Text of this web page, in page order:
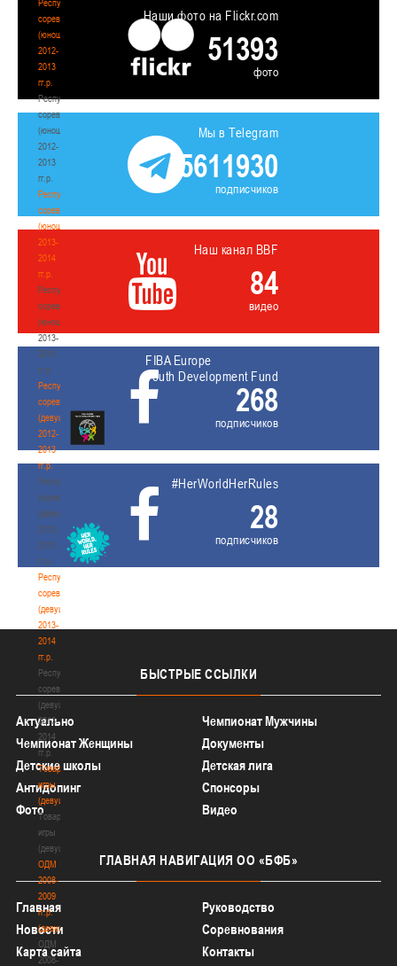
Республиканские
соревнования
(юноши)
2012-
2013
гг.р.
Республиканские
соревнования
(юноши)
2012-
2013
гг.р.
Республиканские
соревнования
(юноши)
2013-
2014
гг.р.
Республиканские
соревнования
(юноши)
2013-
2014
гг.р.
Республиканские
соревнования
(девушки)
2012-
2013
гг.р.
Республиканские
соревнования
(девушки)
2012-
2013
гг.р.
Республиканские
соревнования
(девушки)
2013-
2014
гг.р.
Республиканские
соревнования
(девушки)
2013-
2014
гг.р.
Товарищеские
игры
(девушки)
Товарищеские
игры
(девушки)
ОДМ
2008-
2009
гг.р.
(девушки)
ОДМ
2008-
Наши фото на Flickr.com
51393
фото
Мы в Telegram
5611930
подписчиков
Наш канал BBF
84
видео
FIBA Europe
Youth Development Fund
268
подписчиков
#HerWorldHerRules
28
подписчиков
БЫСТРЫЕ ССЫЛКИ
Актуально
Чемпионат Мужчины
Чемпионат Женщины
Документы
Детские школы
Детская лига
Антидопинг
Спонсоры
Фото
Видео
ГЛАВНАЯ НАВИГАЦИЯ ОО «БФБ»
Главная
Руководство
Новости
Соревнования
Карта сайта
Контакты